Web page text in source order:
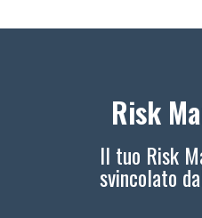
Risk
Il tuo Risk
svincolato